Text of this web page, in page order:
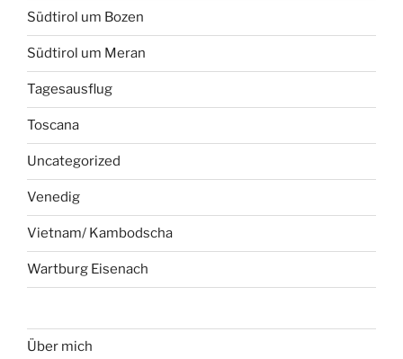
Südtirol um Bozen
Südtirol um Meran
Tagesausflug
Toscana
Uncategorized
Venedig
Vietnam/ Kambodscha
Wartburg Eisenach
Über mich